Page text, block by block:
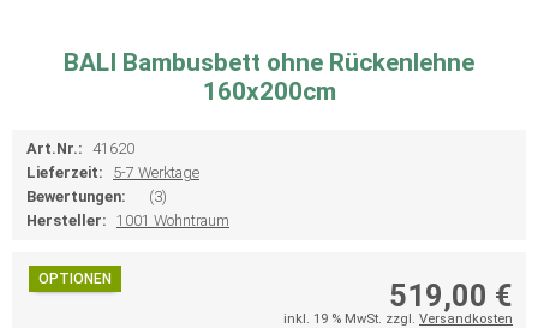
BALI Bambusbett ohne Rückenlehne
160x200cm
Art.Nr.: 41620
Lieferzeit:
5-7 Werktage
Bewertungen:
(3)
Hersteller: 1001 Wohntraum
OPTIONEN 519,00 €
inkl. 19 % MwSt. zzgl. Versandkosten